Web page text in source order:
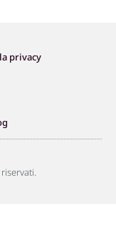
privacy